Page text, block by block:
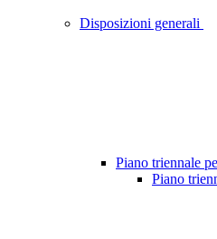
Disposizioni generali
Piano triennale
Piano